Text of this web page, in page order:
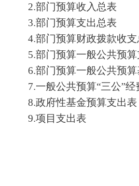
2.部门预算收入总表
3.部门预算支出总表
4.部门预算财政拨款收
5.部门预算一般公共预
6.部门预算一般公共预
7.一般公共预算“三公”
8.政府性基金预算支出表
9.项目支出表